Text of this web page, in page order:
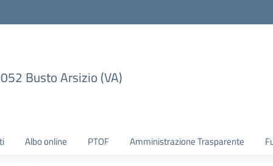
Busto Arsizio (VA)
Albo online PTOF Amministrazione Trasparente